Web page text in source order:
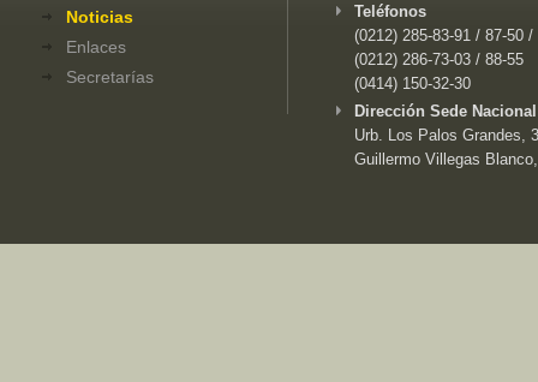
Noticias
Enlaces
Secretarías
Teléfonos
(0212) 285-83-91 / 87-50 /
(0212) 286-73-03 / 88-55
(0414) 150-32-30
Dirección Sede
Urb. Los Palos Grandes,
Guillermo Villegas